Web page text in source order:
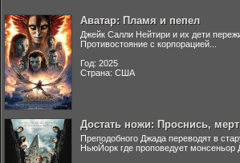
Аватар: Пламя и пепел
Джейк Салли Нейтири и их дети
Противостояние с корпорацией...
Год: 2025
Страна: США
Достать ножи: Проснись,
Преподобного Джада переводят в
НьюЙорк где проповедует монсеньор